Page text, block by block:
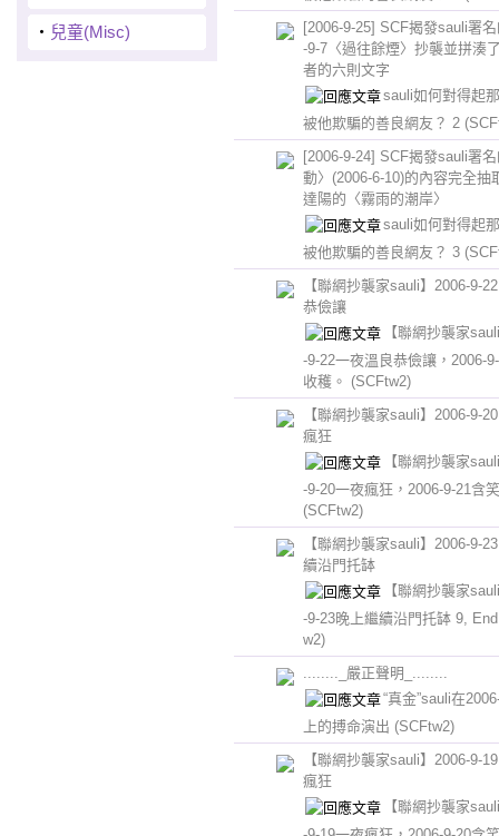
‧ 兒童(Misc)
[2006-9-25] SCF揭發sauli署
-9-7〈過往餘煙〉抄襲並拼湊
者的六則文字
sauli如何對得起
被他欺騙的善良網友？ 2
[2006-9-24] SCF揭發sauli署
動〉(2006-6-10)的內容完全抽
達陽的〈霧雨的潮岸〉
sauli如何對得起
被他欺騙的善良網友？ 3
【聯網抄襲家sauli】2006-9-
恭儉讓
【聯網抄襲家
-9-22一夜溫良恭儉讓，2006-
收穫。 (SCFtw2)
【聯網抄襲家sauli】2006-9-
瘋狂
【聯網抄襲家
-9-20一夜瘋狂，2006-9-21含
(SCFtw2)
【聯網抄襲家sauli】2006-9-
續沿門托缽
【聯網抄襲家
-9-23晚上繼續沿門托缽 9,
w2)
........_嚴正聲明_........
“真金”sauli在
上的搏命演出 (SCFtw2)
【聯網抄襲家sauli】2006-9-
瘋狂
【聯網抄襲家